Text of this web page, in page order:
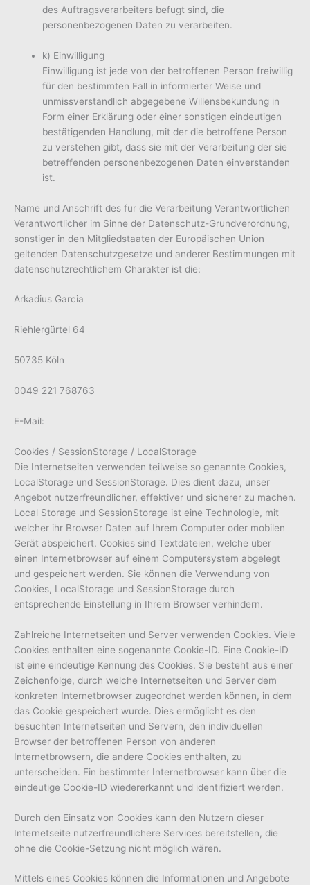
des Auftragsverarbeiters befugt sind, die
personenbezogenen Daten zu verarbeiten.
k) Einwilligung
Einwilligung ist jede von der betroffenen Person freiwillig
für den bestimmten Fall in informierter Weise und
unmissverständlich abgegebene Willensbekundung in
Form einer Erklärung oder einer sonstigen eindeutigen
bestätigenden Handlung, mit der die betroffene Person
zu verstehen gibt, dass sie mit der Verarbeitung der sie
betreffenden personenbezogenen Daten einverstanden
ist.
Name und Anschrift des für die Verarbeitung Verantwortlichen
Verantwortlicher im Sinne der Datenschutz-Grundverordnung,
sonstiger in den Mitgliedstaaten der Europäischen Union
geltenden Datenschutzgesetze und anderer Bestimmungen mit
datenschutzrechtlichem Charakter ist die:
Arkadius Garcia
Riehlergürtel 64
50735 Köln
0049 221 768763
E-Mail:
Cookies / SessionStorage / LocalStorage
Die Internetseiten verwenden teilweise so genannte Cookies,
LocalStorage und SessionStorage. Dies dient dazu, unser
Angebot nutzerfreundlicher, effektiver und sicherer zu machen.
Local Storage und SessionStorage ist eine Technologie, mit
welcher ihr Browser Daten auf Ihrem Computer oder mobilen
Gerät abspeichert. Cookies sind Textdateien, welche über
einen Internetbrowser auf einem Computersystem abgelegt
und gespeichert werden. Sie können die Verwendung von
Cookies, LocalStorage und SessionStorage durch
entsprechende Einstellung in Ihrem Browser verhindern.
Zahlreiche Internetseiten und Server verwenden Cookies. Viele
Cookies enthalten eine sogenannte Cookie-ID. Eine Cookie-ID
ist eine eindeutige Kennung des Cookies. Sie besteht aus einer
Zeichenfolge, durch welche Internetseiten und Server dem
konkreten Internetbrowser zugeordnet werden können, in dem
das Cookie gespeichert wurde. Dies ermöglicht es den
besuchten Internetseiten und Servern, den individuellen
Browser der betroffenen Person von anderen
Internetbrowsern, die andere Cookies enthalten, zu
unterscheiden. Ein bestimmter Internetbrowser kann über die
eindeutige Cookie-ID wiedererkannt und identifiziert werden.
Durch den Einsatz von Cookies kann den Nutzern dieser
Internetseite nutzerfreundlichere Services bereitstellen, die
ohne die Cookie-Setzung nicht möglich wären.
Mittels eines Cookies können die Informationen und Angebote